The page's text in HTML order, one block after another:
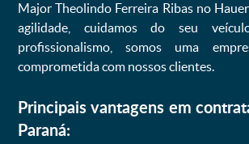
Major Theolindo Ferreira Ribas no
agilidade, cuidamos do seu
profissionalismo, somos uma
comprometida com nossos clientes.
Principais vantagens em
Paraná: